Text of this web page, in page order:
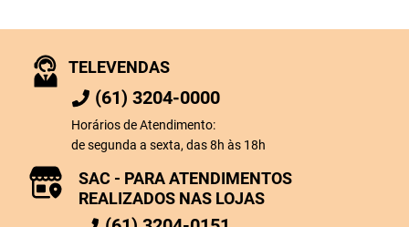
TELEVENDAS
(61) 3204-0000
Horários de Atendimento:
de segunda a sexta, das 8h às 18h
SAC - PARA ATENDIMENTOS
REALIZADOS NAS LOJAS